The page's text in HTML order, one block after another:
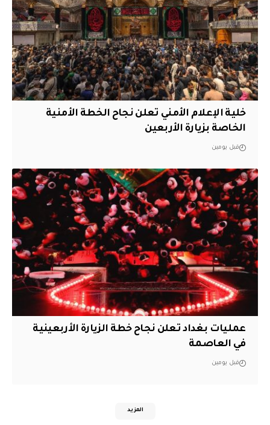
خلية الإعلام الأمني تعلن نجاح الخطة الأمنية
الخاصة بزيارة الأربعين
قبل يومين
عمليات بغداد تعلن نجاح خطة الزيارة الأربعينية
في العاصمة
قبل يومين
المزيد